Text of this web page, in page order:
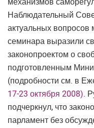
Наблюдательный
актуальных вопросов
семинара выразили
законопроектом о
подготовленным
(подробности см. в
17-23 октября 2008).
подчеркнул, что
парламент без